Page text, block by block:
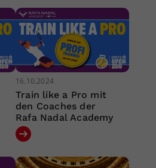
16.10.2024
Train like a Pro mit
den Coaches der
Rafa Nadal Academy